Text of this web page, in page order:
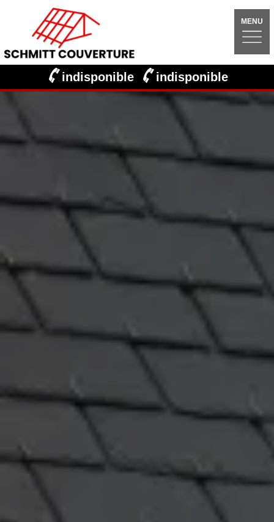
MENU
indisponible indisponible